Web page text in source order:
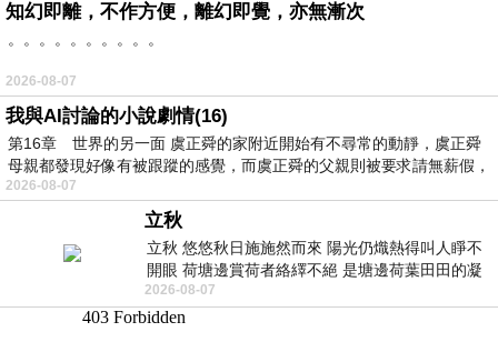
知幻即離，不作方便，離幻即覺，亦無漸次
。。。。。。。。。。
2026-08-07
我與AI討論的小說劇情(16)
第16章 世界的另一面 虞正舜的家附近開始有不尋常的動靜，虞正舜
母親都發現好像有被跟蹤的感覺，而虞正舜的父親則被要求請無薪假，
2026-08-07
立秋
立秋 悠悠秋日施施然而來 陽光仍熾熱得叫人睜不
開眼 荷塘邊賞荷者絡繹不絕 是塘邊荷葉田田的凝
望 風中飄逸的是映日荷花別樣紅
2026-08-07